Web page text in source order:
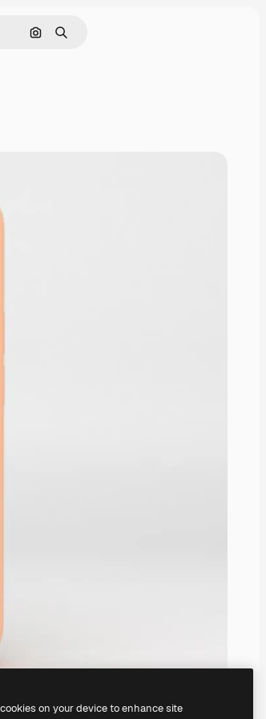
Pesquisar por imagem
Buscar
on your device to enhance site